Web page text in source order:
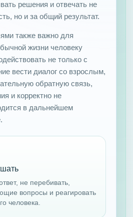
решения и отвечать не
но и за общий результат.
также важно для
жизни человеку
не только с
вести диалог со взрослым,
обратную связь,
и корректно не
в дальнейшем
не перебивать,
вопросы и реагировать
человека.